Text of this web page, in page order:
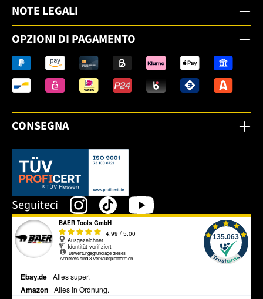
NOTE LEGALI
OPZIONI DI PAGAMENTO
CONSEGNA
Dieser Link öffnet sich in einem neuen Tab.
Seguiteci